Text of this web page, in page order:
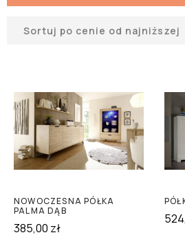
NOWOCZESNA PÓŁKA
PALMA DĄB
385,00 zł